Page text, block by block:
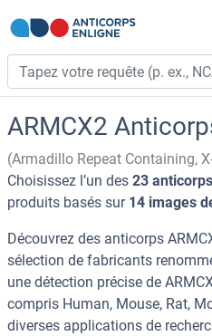
ARMCX2
(Armadillo Repeat Containing,
Choisissez l’un des 23
produits basés sur 14 images
Découvrez des anticorps
sélection de fabricants
une détection précise de
compris Human, Mouse, Rat,
diverses applications de